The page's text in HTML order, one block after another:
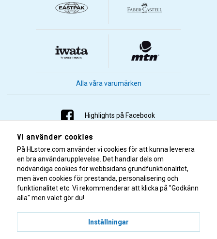
Alla våra varumärken
Highlights på Facebook
Highlights på Instagram
Highlights på Youtube
Highlights på Tiktok
Vi använder cookies
På HLstore.com använder vi cookies för att kunna leverera
en bra användarupplevelse. Det handlar dels om
nödvändiga cookies för webbsidans grundfunktionalitet,
men även cookies för prestanda, personalisering och
funktionalitet etc. Vi rekommenderar att klicka på "Godkänn
alla" men valet gör du!
Inställningar